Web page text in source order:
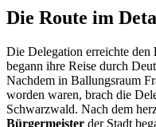
Die Route im
Die Delegation erreichte den
begann ihre Reise durch
Nachdem in Ballungsraum
worden waren, brach die
Schwarzwald. Nach dem
Bürgermeister der Stadt